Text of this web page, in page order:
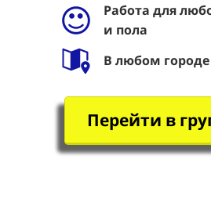
Работа для
и пола
В любом
Перейти в